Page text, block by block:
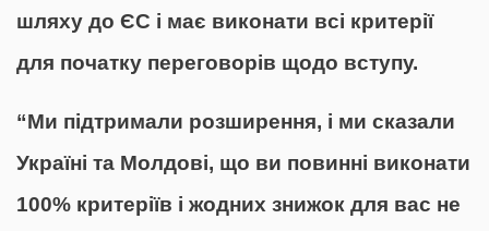
шляху до ЄС і має виконати всі критерії
для початку переговорів щодо вступу.
“Ми підтримали розширення, і ми сказали
Україні та Молдові, що ви повинні виконати
100% критеріїв і жодних знижок для вас не